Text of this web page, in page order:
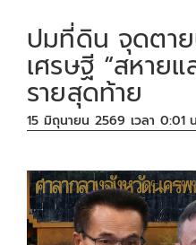
ปมที่ดิน จุดตา
เศรษฐี “สหาย
รายสุดท้าย
15 มิถุนายน 2569 เวลา 0:01